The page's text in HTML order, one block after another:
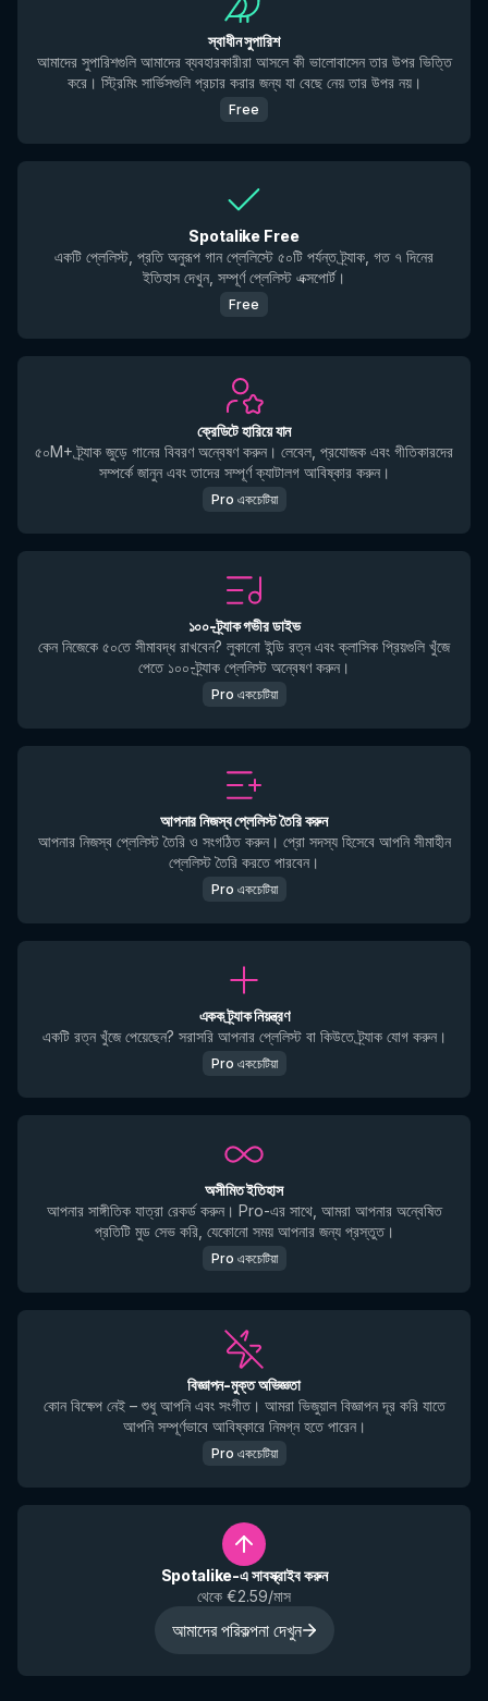
স্বাধীন সুপারিশ
আমাদের সুপারিশগুলি আমাদের ব্যবহারকারীরা আসলে কী ভালোবাসেন তার উপর ভিত্তি
করে। স্ট্রিমিং সার্ভিসগুলি প্রচার করার জন্য যা বেছে নেয় তার উপর নয়।
Free
Spotalike Free
একটি প্লেলিস্ট, প্রতি অনুরূপ গান প্লেলিস্টে ৫০টি পর্যন্ত ট্র্যাক, গত ৭ দিনের
ইতিহাস দেখুন, সম্পূর্ণ প্লেলিস্ট এক্সপোর্ট।
Free
ক্রেডিটে হারিয়ে যান
৫০M+ ট্র্যাক জুড়ে গানের বিবরণ অন্বেষণ করুন। লেবেল, প্রযোজক এবং গীতিকারদের
সম্পর্কে জানুন এবং তাদের সম্পূর্ণ ক্যাটালগ আবিষ্কার করুন।
Pro একচেটিয়া
১০০-ট্র্যাক গভীর ডাইভ
কেন নিজেকে ৫০তে সীমাবদ্ধ রাখবেন? লুকানো ইন্ডি রত্ন এবং ক্লাসিক প্রিয়গুলি খুঁজে
পেতে ১০০-ট্র্যাক প্লেলিস্ট অন্বেষণ করুন।
Pro একচেটিয়া
আপনার নিজস্ব প্লেলিস্ট তৈরি করুন
আপনার নিজস্ব প্লেলিস্ট তৈরি ও সংগঠিত করুন। প্রো সদস্য হিসেবে আপনি সীমাহীন
প্লেলিস্ট তৈরি করতে পারবেন।
Pro একচেটিয়া
একক ট্র্যাক নিয়ন্ত্রণ
একটি রত্ন খুঁজে পেয়েছেন? সরাসরি আপনার প্লেলিস্ট বা কিউতে ট্র্যাক যোগ করুন।
Pro একচেটিয়া
অসীমিত ইতিহাস
আপনার সাঙ্গীতিক যাত্রা রেকর্ড করুন। Pro-এর সাথে, আমরা আপনার অন্বেষিত
প্রতিটি মুড সেভ করি, যেকোনো সময় আপনার জন্য প্রস্তুত।
Pro একচেটিয়া
বিজ্ঞাপন-মুক্ত অভিজ্ঞতা
কোন বিক্ষেপ নেই – শুধু আপনি এবং সংগীত। আমরা ভিজুয়াল বিজ্ঞাপন দূর করি যাতে
আপনি সম্পূর্ণভাবে আবিষ্কারে নিমগ্ন হতে পারেন।
Pro একচেটিয়া
Spotalike-এ সাবস্ক্রাইব করুন
থেকে €2.59/মাস
আমাদের পরিকল্পনা দেখুন